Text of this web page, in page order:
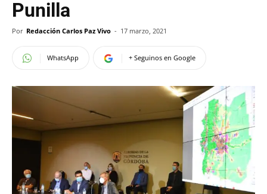
Punilla
Por Redacción Carlos Paz Vivo - 17 marzo, 2021
WhatsApp + Seguinos en Google